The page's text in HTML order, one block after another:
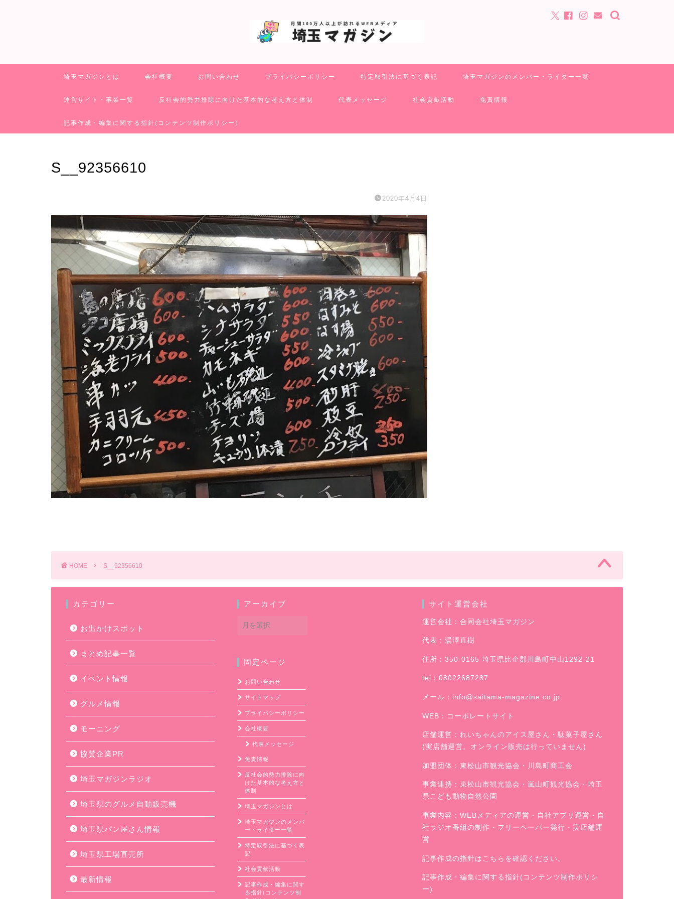
埼玉マガジンとは 会社概要 お問い合わせ プライバシーポリシー 特定取引法に基づく表記 埼玉マガジンのメンバー・ライター一覧
運営サイト・事業一覧 反社会的勢力排除に向けた基本的な考え方と体制 代表メッセージ 社会貢献活動 免責情報
記事作成・編集に関する指針(コンテンツ制作ポリシー)
S__92356610
2020年4月4日
HOME S__92356610
カテゴリー
お出かけスポット
まとめ記事一覧
イベント情報
グルメ情報
モーニング
協賛企業PR
埼玉マガジンラジオ
埼玉県のグルメ自動販売機
埼玉県パン屋さん情報
埼玉県工場直売所
最新情報
アーカイブ
ア
ー
固定ページ
お問い合わせ
サイトマップ
プライバシーポリシー
会社概要
代表メッセージ
免責情報
反社会的勢力排除に向
けた基本的な考え方と
体制
埼玉マガジンとは
埼玉マガジンのメンバ
ー・ライター一覧
特定取引法に基づく表
記
社会貢献活動
記事作成・編集に関す
る指針(コンテンツ制
サイト運営会社
運営会社：合同会社埼玉マガジン
代表：湯澤直樹
住所：350-0165 埼玉県比企郡川島町中山1292-21
tel：08022687287
メール： info@saitama-magazine.co.jp
WEB： コーポレートサイト
店舗運営：れいちゃんのアイス屋さん ・駄菓子屋さん
(実店舗運営。オンライン販売は行っていません)
加盟団体：東松山市観光協会・川島町商工会
事業連携：東松山市観光協会・嵐山町観光協会・埼玉
県こども動物自然公園
事業内容：WEBメディアの運営・自社アプリ運営・自
社ラジオ番組の制作・フリーペーパー発行・実店舗運
営
記事作成の指針はこちらを確認ください。
記事作成・編集に関する指針(コンテンツ制作ポリシ
ー)